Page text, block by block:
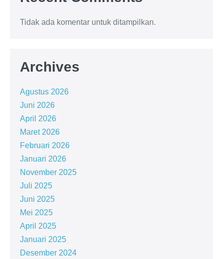
Tidak ada komentar untuk ditampilkan.
Archives
Agustus 2026
Juni 2026
April 2026
Maret 2026
Februari 2026
Januari 2026
November 2025
Juli 2025
Juni 2025
Mei 2025
April 2025
Januari 2025
Desember 2024